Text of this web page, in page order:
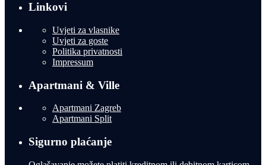
Linkovi
Uvjeti za vlasnike
Uvjeti za goste
Politika privatnosti
Impressum
Apartmani & Ville
Apartmani Zagreb
Apartmani Split
Sigurno plaćanje